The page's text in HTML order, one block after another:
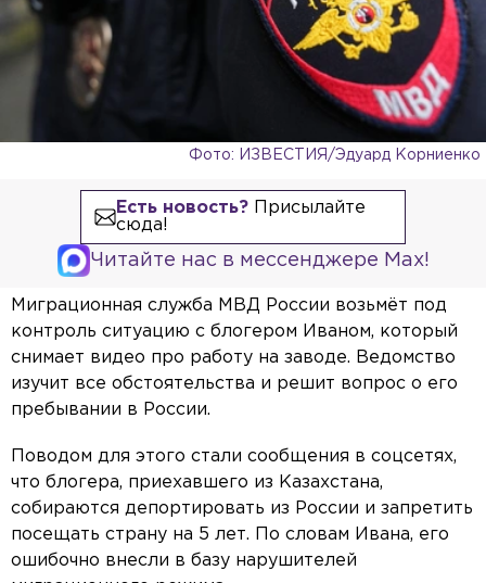
Фото: ИЗВЕСТИЯ/Эдуард Корниенко
Есть новость?Присылайте
сюда!
Читайте нас в мессенджере Max!
Миграционная служба МВД России возьмёт под
контроль ситуацию с блогером Иваном, который
снимает видео про работу на заводе. Ведомство
изучит все обстоятельства и решит вопрос о его
пребывании в России.
Поводом для этого стали сообщения в соцсетях,
что блогера, приехавшего из Казахстана,
собираются депортировать из России и запретить
посещать страну на 5 лет. По словам Ивана, его
ошибочно внесли в базу нарушителей